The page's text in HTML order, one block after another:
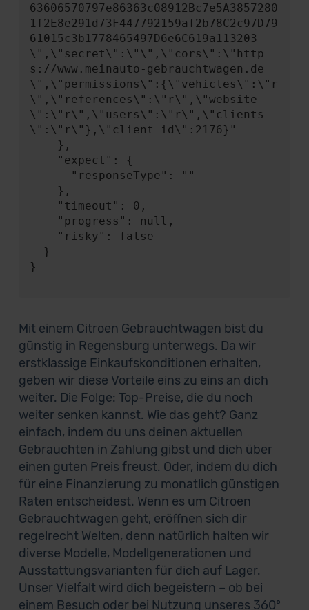
63606570797e86363c08912Bc7e5A3857280
1f2E8e291d73F447792159af2b78C2c97D79
61015c3b1778465497D6e6C619a113203
\",\"secret\":\"\",\"cors\":\"http
s://www.meinauto-gebrauchtwagen.de
\",\"permissions\":{\"vehicles\":\"r
\",\"references\":\"r\",\"website
\":\"r\",\"users\":\"r\",\"clients
\":\"r\"},\"client_id\":2176}"
}
Mit einem Citroen Gebrauchtwagen bist du
günstig in Regensburg unterwegs. Da wir
erstklassige Einkaufskonditionen erhalten,
geben wir diese Vorteile eins zu eins an dich
weiter. Die Folge: Top-Preise, die du noch
weiter senken kannst. Wie das geht? Ganz
einfach, indem du uns deinen aktuellen
Gebrauchten in Zahlung gibst und dich über
einen guten Preis freust. Oder, indem du dich
für eine Finanzierung zu monatlich günstigen
Raten entscheidest. Wenn es um Citroen
Gebrauchtwagen geht, eröffnen sich dir
regelrecht Welten, denn natürlich halten wir
diverse Modelle, Modellgenerationen und
Ausstattungsvarianten für dich auf Lager.
Unser Vielfalt wird dich begeistern – ob bei
einem Besuch oder bei Nutzung unseres 360°